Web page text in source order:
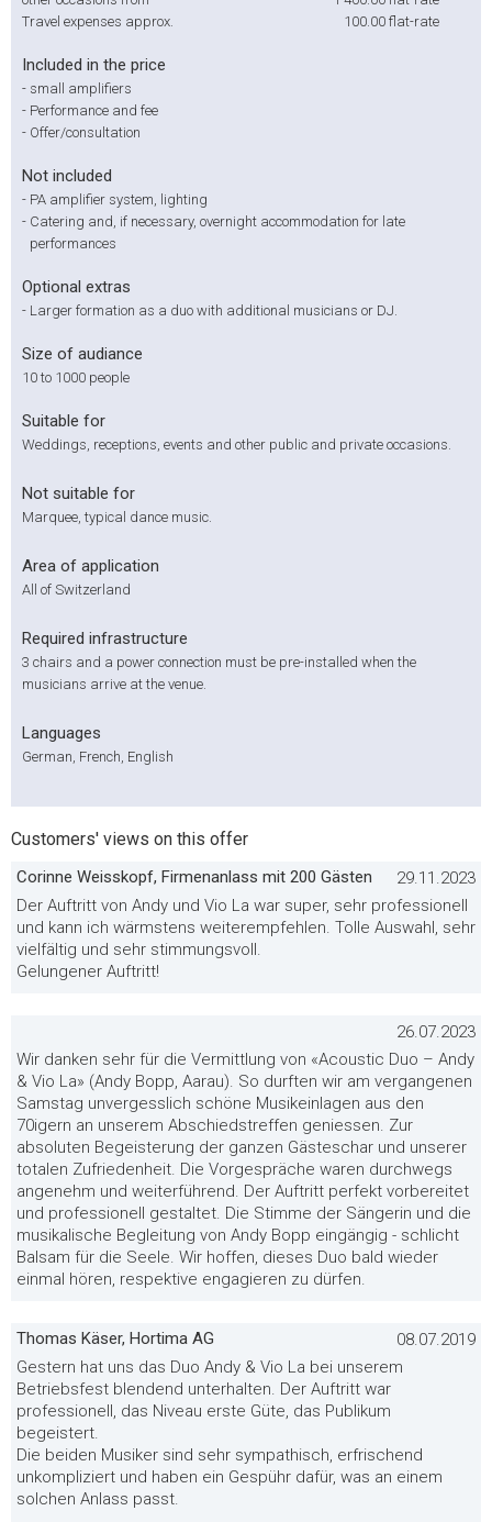
Travel expenses approx.
100.00 flat-rate
Included in the price
- small amplifiers
- Performance and fee
- Offer/consultation
Not included
- PA amplifier system, lighting
- Catering and, if necessary, overnight accommodation for late
performances
Optional extras
- Larger formation as a duo with additional musicians or DJ.
Size of audiance
10 to 1000 people
Suitable for
Weddings, receptions, events and other public and private occasions.
Not suitable for
Marquee, typical dance music.
Area of application
All of Switzerland
Required infrastructure
3 chairs and a power connection must be pre-installed when the
musicians arrive at the venue.
Languages
German, French, English
Customers' views on this offer
Corinne Weisskopf, Firmenanlass mit 200 Gästen
29.11.2023
Der Auftritt von Andy und Vio La war super, sehr professionell
und kann ich wärmstens weiterempfehlen. Tolle Auswahl, sehr
vielfältig und sehr stimmungsvoll.
Gelungener Auftritt!
26.07.2023
Wir danken sehr für die Vermittlung von «Acoustic Duo – Andy
& Vio La» (Andy Bopp, Aarau). So durften wir am vergangenen
Samstag unvergesslich schöne Musikeinlagen aus den
70igern an unserem Abschiedstreffen geniessen. Zur
absoluten Begeisterung der ganzen Gästeschar und unserer
totalen Zufriedenheit. Die Vorgespräche waren durchwegs
angenehm und weiterführend. Der Auftritt perfekt vorbereitet
und professionell gestaltet. Die Stimme der Sängerin und die
musikalische Begleitung von Andy Bopp eingängig - schlicht
Balsam für die Seele. Wir hoffen, dieses Duo bald wieder
einmal hören, respektive engagieren zu dürfen.
Thomas Käser, Hortima AG
08.07.2019
Gestern hat uns das Duo Andy & Vio La bei unserem
Betriebsfest blendend unterhalten. Der Auftritt war
professionell, das Niveau erste Güte, das Publikum
begeistert.
Die beiden Musiker sind sehr sympathisch, erfrischend
unkompliziert und haben ein Gespühr dafür, was an einem
solchen Anlass passt.